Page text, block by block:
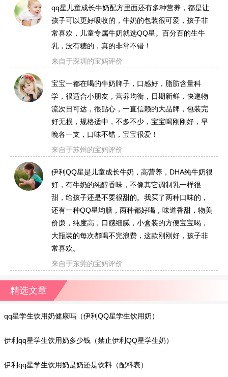
qq星儿童成长牛奶配方里面还有多种营养，都是让
孩子可以更好吸收的，牛奶的包装很可爱，孩子非
常喜欢，儿童专属牛奶就选QQ星。百分百的生牛
乳，没有糖的，真的非常不错！
来自于深圳的宝妈评价
宝宝一都在喝的牛奶牌子，口感好，脂肪含量科
学，很适合小朋友，营养均衡，日期新鲜，快递物
流次日可达，很贴心，一直信赖的大品牌，包装完
好无损，规格适中，不多不少，宝宝喝刚刚好，早
晚各一支，口味不错，宝宝很爱！
来自于苏州的宝妈评价
伊利QQ星是儿童成长牛奶，高营养，DHA纯牛奶很
好，有牛奶的纯醇香味，不像其它调制乳一样很
甜，给孩子还是不要很甜的。我买了两种口味的，
还有一种QQ星均膳，两种都好喝，味道香甜，物美
价廉，纯度高，口感细腻，小盒装的方便宝宝喝，
大瓶装的每次都喝不完浪费，这款刚刚好，孩子非
常喜欢。
来自于东莞的宝妈评价
精选文章
qq星学生饮用奶健康吗（伊利QQ星学生饮用奶）
伊利qq星学生饮用奶多少钱（禁止伊利QQ星学生奶）
伊利qq星学生饮用奶是奶还是饮料（配料表）